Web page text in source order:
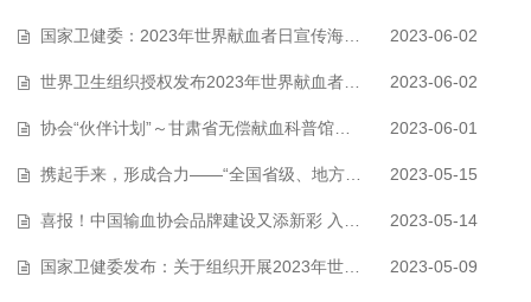
国家卫健委：2023年世界献血者日宣传海报正式发布 2023-06-02
世界卫生组织授权发布2023年世界献血者日中文海报 2023-06-02
协会“伙伴计划”～甘肃省无偿献血科普馆现场验收 2023-06-01
携起手来，形成合力——“全国省级、地方输血协会工作交流会”成功召开 2023-05-15
喜报！中国输血协会品牌建设又添新彩 入选首批典型案例 2023-05-14
国家卫健委发布：关于组织开展2023年世界献血者日宣传活动的通知 2023-05-09